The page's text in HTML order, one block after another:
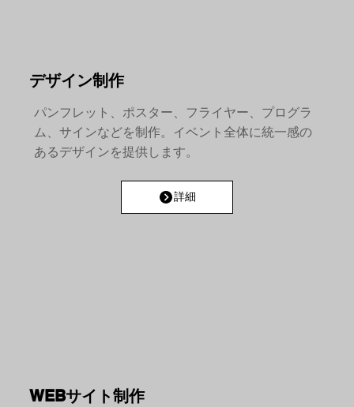
デザイン制作
パンフレット、ポスター、フライヤー、プログラ
ム、サインなどを制作。イベント全体に統一感の
あるデザインを提供します。
詳細
WEBサイト制作